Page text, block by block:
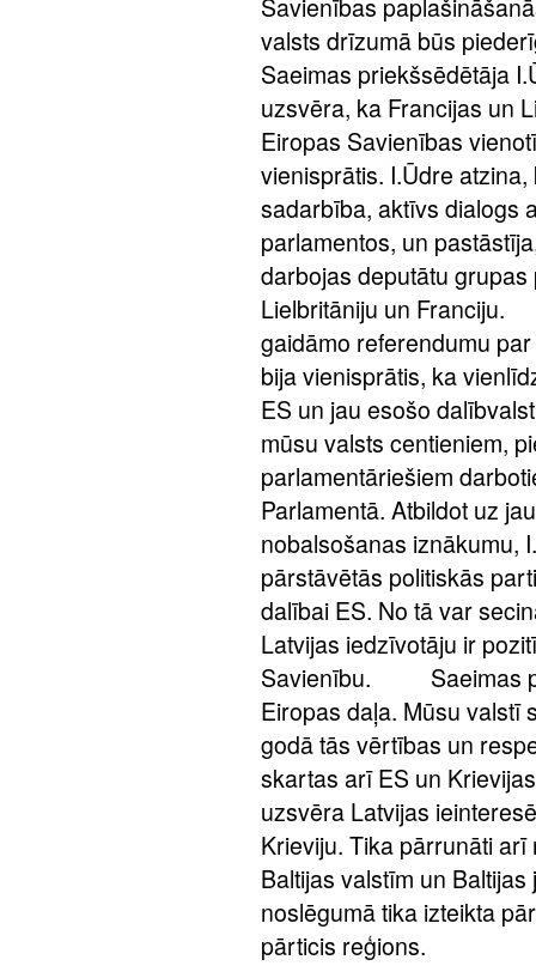
Savienības
valsts drīzumā būs
Saeimas priekšsēdētāja
uzsvēra, ka Francijas un
Eiropas Savienības
vienisprātis. I.Ūdre
sadarbība, aktīvs dialogs
parlamentos, un
darbojas deputātu
Lielbritāniju un
gaidāmo referendumu
bija vienisprātis, ka
ES un jau esošo
mūsu valsts centieniem,
parlamentāriešiem
Parlamentā. Atbildot uz
nobalsošanas iznākumu,
pārstāvētās politiskās
dalībai ES. No tā var
Latvijas iedzīvotāju ir
Savienību. Saeimas
Eiropas daļa. Mūsu valstī
godā tās vērtības un
skartas arī ES un
uzsvēra Latvijas
Krieviju. Tika pārrunāti
Baltijas valstīm un
noslēgumā tika izteikta
pārticis reģions.